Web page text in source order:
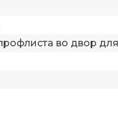
во двор